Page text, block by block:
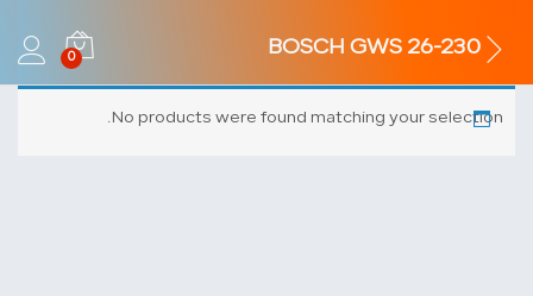
BOSCH GWS 26-230
0
No products were found matching your selection.